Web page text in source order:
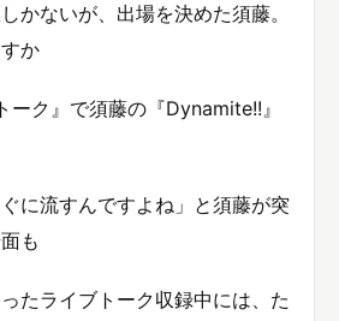
かないが、出場を決めた須藤。
か
ーク』で須藤の『Dynamite!!』
ぐに流すんですよね」と須藤が突
も
たライブトーク収録中には、た